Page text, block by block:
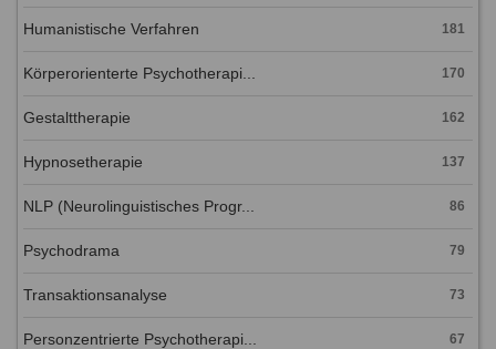
Humanistische Verfahren 181
Körperorienterte Psychotherapi... 170
Gestalttherapie 162
Hypnosetherapie 137
NLP (Neurolinguistisches Progr... 86
Psychodrama 79
Transaktionsanalyse 73
Personzentrierte Psychotherapi... 67